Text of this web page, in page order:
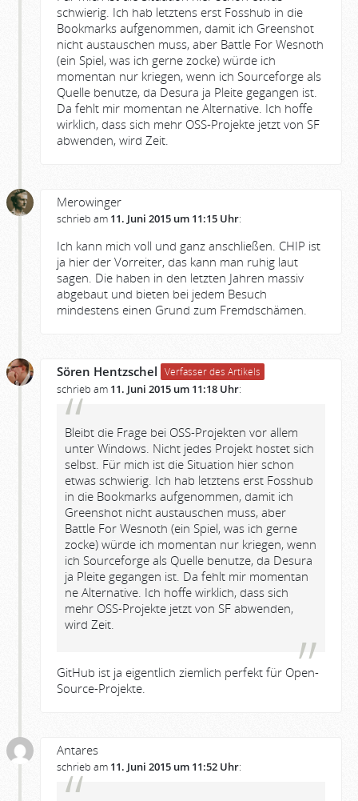
schwierig. Ich hab letztens erst Fosshub in die
Bookmarks aufgenommen, damit ich Greenshot
nicht austauschen muss, aber Battle For Wesnoth
(ein Spiel, was ich gerne zocke) würde ich
momentan nur kriegen, wenn ich Sourceforge als
Quelle benutze, da Desura ja Pleite gegangen ist.
Da fehlt mir momentan ne Alternative. Ich hoffe
wirklich, dass sich mehr OSS-Projekte jetzt von SF
abwenden, wird Zeit.
Merowinger
schrieb am 11. Juni 2015 um 11:15 Uhr:
Ich kann mich voll und ganz anschließen. CHIP ist
ja hier der Vorreiter, das kann man ruhig laut
sagen. Die haben in den letzten Jahren massiv
abgebaut und bieten bei jedem Besuch
mindestens einen Grund zum Fremdschämen.
Sören Hentzschel Verfasser des Artikels
schrieb am 11. Juni 2015 um 11:18 Uhr:
Bleibt die Frage bei OSS-Projekten vor allem
unter Windows. Nicht jedes Projekt hostet sich
selbst. Für mich ist die Situation hier schon
etwas schwierig. Ich hab letztens erst Fosshub
in die Bookmarks aufgenommen, damit ich
Greenshot nicht austauschen muss, aber
Battle For Wesnoth (ein Spiel, was ich gerne
zocke) würde ich momentan nur kriegen, wenn
ich Sourceforge als Quelle benutze, da Desura
ja Pleite gegangen ist. Da fehlt mir momentan
ne Alternative. Ich hoffe wirklich, dass sich
mehr OSS-Projekte jetzt von SF abwenden,
wird Zeit.
GitHub ist ja eigentlich ziemlich perfekt für Open-
Source-Projekte.
Antares
schrieb am 11. Juni 2015 um 11:52 Uhr: